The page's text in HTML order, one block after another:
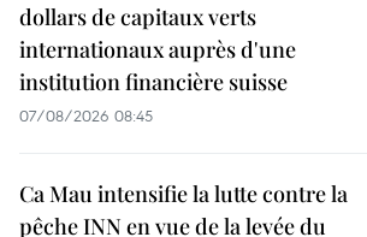
dollars de capitaux verts
internationaux auprès d'une
institution financière suisse
07/08/2026 08:45
Ca Mau intensifie la lutte contre la
pêche INN en vue de la levée du